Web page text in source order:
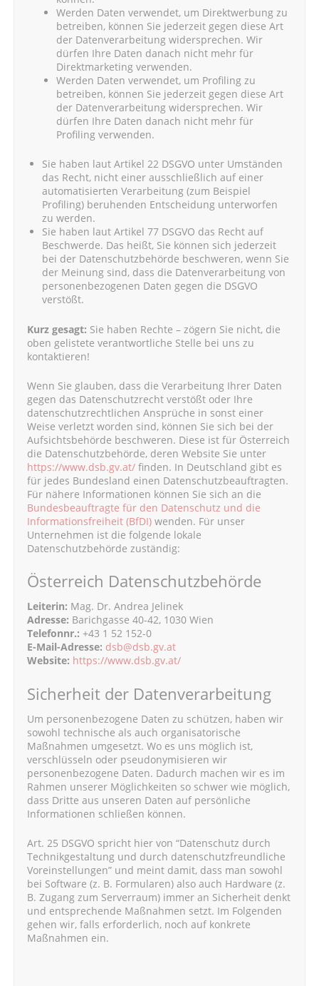
Werden Daten verwendet, um Direktwerbung zu
betreiben, können Sie jederzeit gegen diese Art
der Datenverarbeitung widersprechen. Wir
dürfen Ihre Daten danach nicht mehr für
Direktmarketing verwenden.
Werden Daten verwendet, um Profiling zu
betreiben, können Sie jederzeit gegen diese Art
der Datenverarbeitung widersprechen. Wir
dürfen Ihre Daten danach nicht mehr für
Profiling verwenden.
Sie haben laut Artikel 22 DSGVO unter Umständen
das Recht, nicht einer ausschließlich auf einer
automatisierten Verarbeitung (zum Beispiel
Profiling) beruhenden Entscheidung unterworfen
zu werden.
Sie haben laut Artikel 77 DSGVO das Recht auf
Beschwerde. Das heißt, Sie können sich jederzeit
bei der Datenschutzbehörde beschweren, wenn Sie
der Meinung sind, dass die Datenverarbeitung von
personenbezogenen Daten gegen die DSGVO
verstößt.
Kurz gesagt: Sie haben Rechte – zögern Sie nicht, die
oben gelistete verantwortliche Stelle bei uns zu
kontaktieren!
Wenn Sie glauben, dass die Verarbeitung Ihrer Daten
gegen das Datenschutzrecht verstößt oder Ihre
datenschutzrechtlichen Ansprüche in sonst einer
Weise verletzt worden sind, können Sie sich bei der
Aufsichtsbehörde beschweren. Diese ist für Österreich
die Datenschutzbehörde, deren Website Sie unter
https://www.dsb.gv.at/ finden. In Deutschland gibt es
für jedes Bundesland einen Datenschutzbeauftragten.
Für nähere Informationen können Sie sich an die
Bundesbeauftragte für den Datenschutz und die
Informationsfreiheit (BfDI) wenden. Für unser
Unternehmen ist die folgende lokale
Datenschutzbehörde zuständig:
Österreich Datenschutzbehörde
Leiterin: Mag. Dr. Andrea Jelinek
Adresse: Barichgasse 40-42, 1030 Wien
Telefonnr.:+43 1 52 152-0
E-Mail-Adresse: dsb@dsb.gv.at
Website: https://www.dsb.gv.at/
Sicherheit der Datenverarbeitung
Um personenbezogene Daten zu schützen, haben wir
sowohl technische als auch organisatorische
Maßnahmen umgesetzt. Wo es uns möglich ist,
verschlüsseln oder pseudonymisieren wir
personenbezogene Daten. Dadurch machen wir es im
Rahmen unserer Möglichkeiten so schwer wie möglich,
dass Dritte aus unseren Daten auf persönliche
Informationen schließen können.
Art. 25 DSGVO spricht hier von “Datenschutz durch
Technikgestaltung und durch datenschutzfreundliche
Voreinstellungen” und meint damit, dass man sowohl
bei Software (z. B. Formularen) also auch Hardware (z.
B. Zugang zum Serverraum) immer an Sicherheit denkt
und entsprechende Maßnahmen setzt. Im Folgenden
gehen wir, falls erforderlich, noch auf konkrete
Maßnahmen ein.